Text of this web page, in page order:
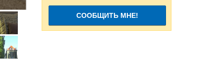
СООБЩИТЬ МНЕ!